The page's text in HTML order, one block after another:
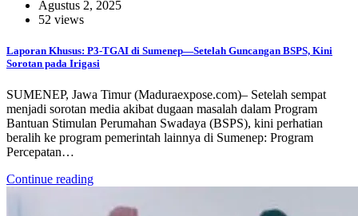
Agustus 2, 2025
52 views
Laporan Khusus: P3-TGAI di Sumenep—Setelah Guncangan BSPS, Kini
Sorotan pada Irigasi
SUMENEP, Jawa Timur (Maduraexpose.com)– Setelah sempat
menjadi sorotan media akibat dugaan masalah dalam Program
Bantuan Stimulan Perumahan Swadaya (BSPS), kini perhatian
beralih ke program pemerintah lainnya di Sumenep: Program
Percepatan…
Continue reading